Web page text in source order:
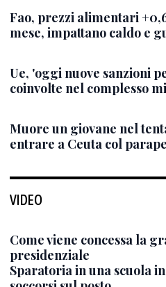
Fao, prezzi alimentari
mese, impattano caldo e
Ue, 'oggi nuove sanzioni
coinvolte nel complesso
Muore un giovane nel
entrare a Ceuta col
VIDEO
Come viene concessa la
presidenziale
Sparatoria in una scuola